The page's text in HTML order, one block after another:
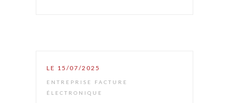
LE 15/07/2025
ENTREPRISE FACTURE
ÉLECTRONIQUE